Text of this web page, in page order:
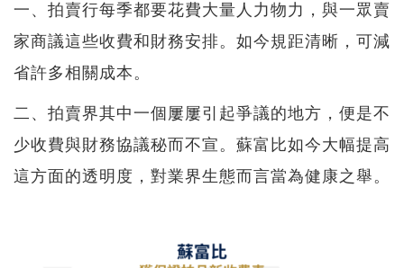
一、拍賣行每季都要花費大量人力物力，與一眾賣
家商議這些收費和財務安排。如今規距清晰，可減
省許多相關成本。
二、拍賣界其中一個屢屢引起爭議的地方，便是不
少收費與財務協議秘而不宣。蘇富比如今大幅提高
這方面的透明度，對業界生態而言當為健康之舉。